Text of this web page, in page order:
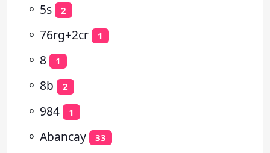
⚬ 5s 2
⚬ 76rg+2cr 1
⚬ 8 1
⚬ 8b 2
⚬ 984 1
⚬ Abancay 33